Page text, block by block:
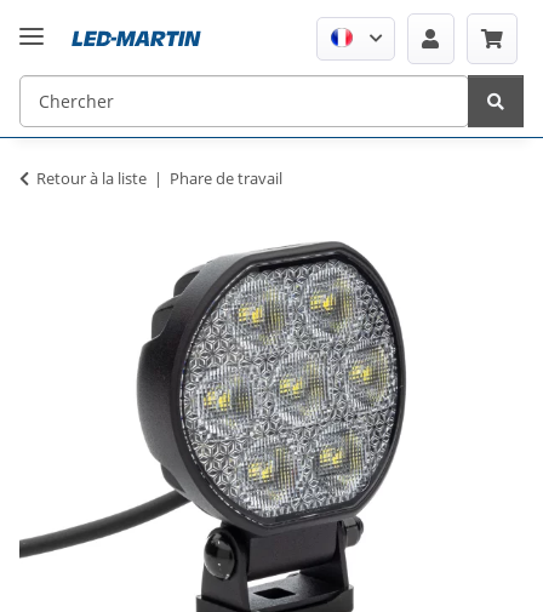
Retour à la liste Phare de travail